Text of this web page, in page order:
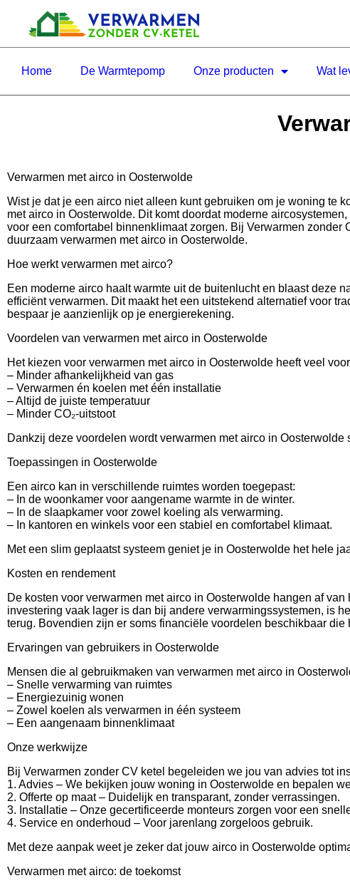
Home De Warmtepomp Onze producten Wat
Verwarmen met airco in Oosterwolde
Wist je dat je een airco niet alleen kunt gebruiken om je woning te
met airco in Oosterwolde. Dit komt doordat moderne
voor een comfortabel binnenklimaat zorgen. Bij Verwarmen
duurzaam verwarmen met airco in Oosterwolde.
Hoe werkt verwarmen met airco?
Een moderne airco haalt warmte uit de buitenlucht en blaast deze
efficiënt verwarmen. Dit maakt het een uitstekend alternatief voor
bespaar je aanzienlijk op je energierekening.
Voordelen van verwarmen met airco in Oosterwolde
Het kiezen voor verwarmen met airco in Oosterwolde heeft veel
– Minder afhankelijkheid van gas
– Verwarmen én koelen met één installatie
– Altijd de juiste temperatuur
– Minder CO₂-uitstoot
Dankzij deze voordelen wordt verwarmen met airco in
Toepassingen in Oosterwolde
Een airco kan in verschillende ruimtes worden toegepast:
– In de woonkamer voor aangename warmte in de winter.
– In de slaapkamer voor zowel koeling als verwarming.
– In kantoren en winkels voor een stabiel en comfortabel klimaat.
Met een slim geplaatst systeem geniet je in Oosterwolde het hele
Kosten en rendement
De kosten voor verwarmen met airco in Oosterwolde hangen af
investering vaak lager is dan bij andere verwarmingssystemen, is
terug. Bovendien zijn er soms financiële voordelen beschikbaar die
Ervaringen van gebruikers in Oosterwolde
Mensen die al gebruikmaken van verwarmen met airco in
– Snelle verwarming van ruimtes
– Energiezuinig wonen
– Zowel koelen als verwarmen in één systeem
– Een aangenaam binnenklimaat
Onze werkwijze
Bij Verwarmen zonder CV ketel begeleiden we jou van advies tot
1. Advies – We bekijken jouw woning in Oosterwolde en bepalen
2. Offerte op maat – Duidelijk en transparant, zonder verrassingen.
3. Installatie – Onze gecertificeerde monteurs zorgen voor een
4. Service en onderhoud – Voor jarenlang zorgeloos gebruik.
Met deze aanpak weet je zeker dat jouw airco in Oosterwolde
Verwarmen met airco: de toekomst